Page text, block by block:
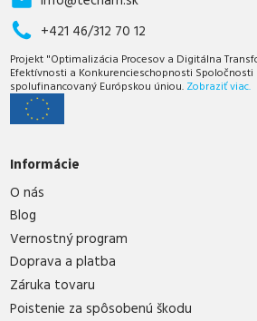
+421 46/312 70 12
Projekt "Optimalizácia Procesov a Digitálna
Efektívnosti a Konkurencieschopnosti Spoločnosti
spolufinancovaný Európskou úniou. Zobraziť viac.
Informácie
O nás
Blog
Vernostný program
Doprava a platba
Záruka tovaru
Poistenie za spôsobenú škodu